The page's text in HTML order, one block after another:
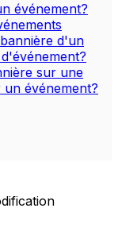
événement?
d'un
sur une
événement?